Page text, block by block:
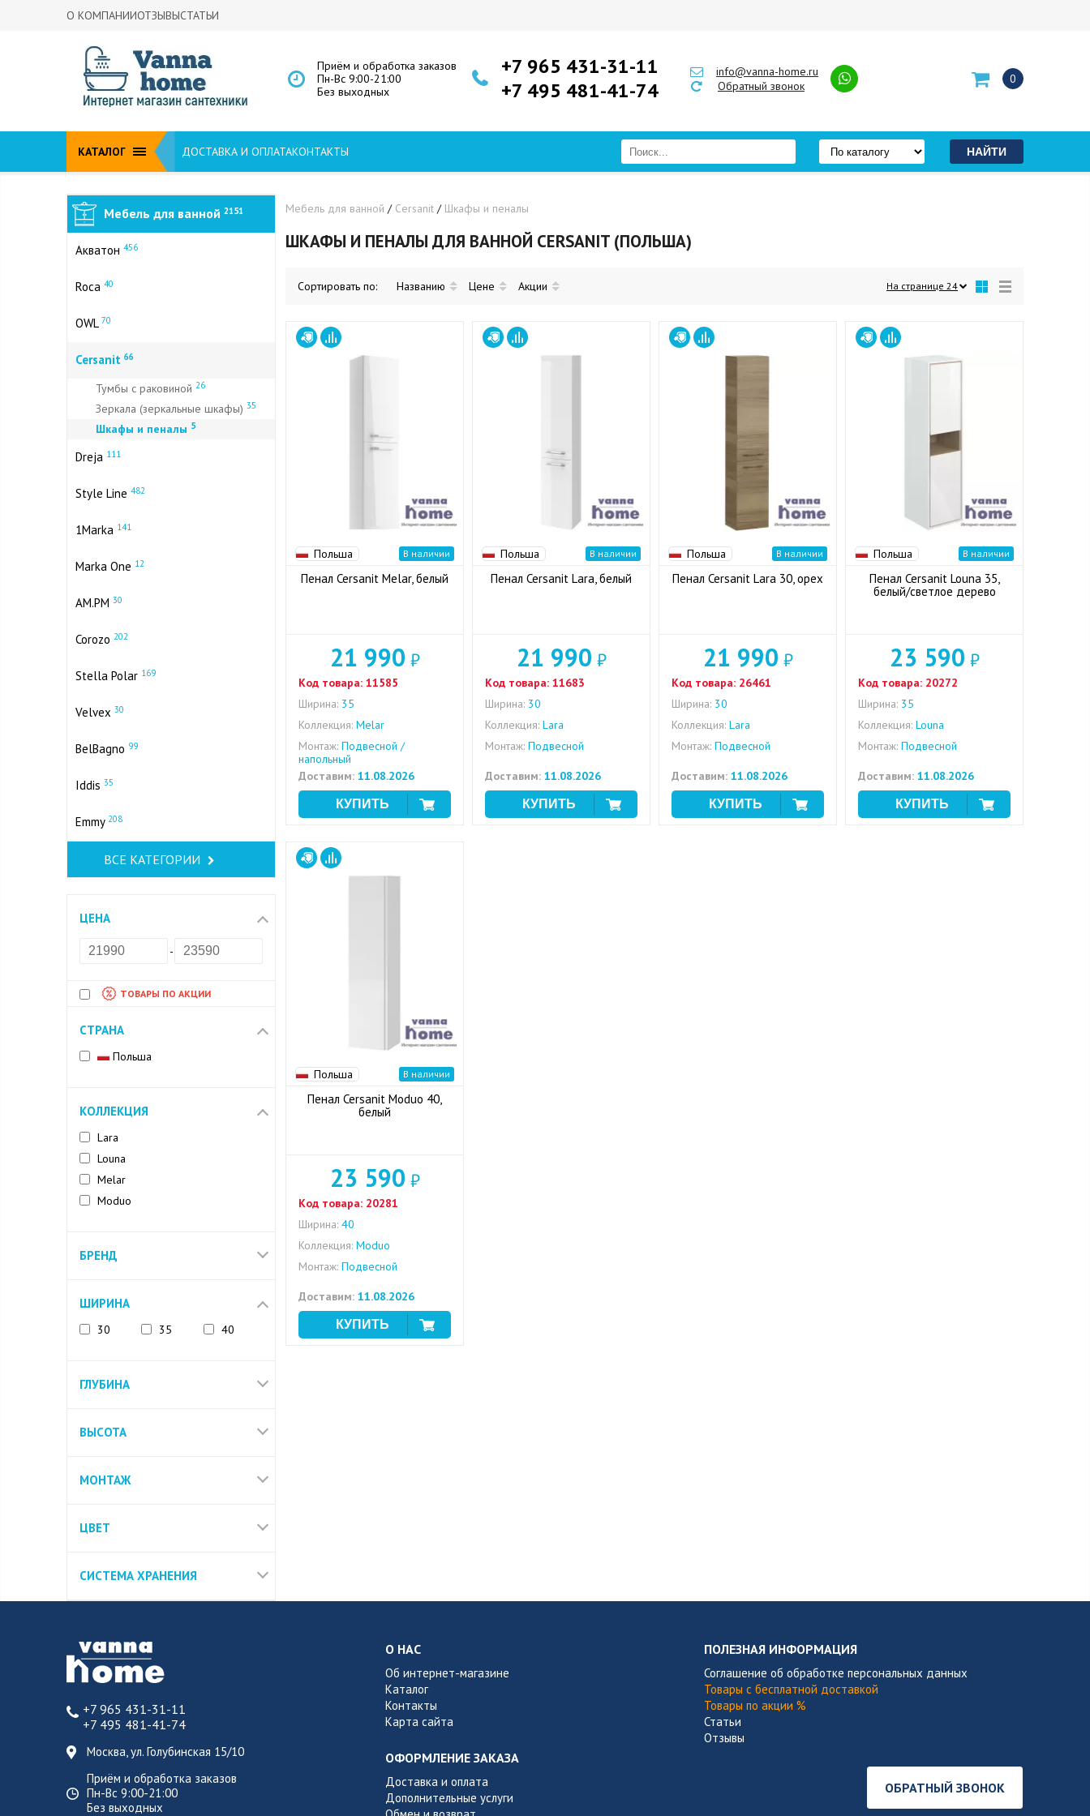
О КОМПАНИИОТЗЫВЫСТАТЬИ
Приём и обработка заказов
Пн-Вс 9:00-21:00
Без выходных
+7 965 431-31-11
+7 495 481-41-74
info@vanna-home.ru
Обратный звонок
0
КАТАЛОГ ДОСТАВКА И ОПЛАТАКОНТАКТЫ
Мебель для ванной 2151
Акватон 456
Roca 40
OWL 70
Cersanit 66
Тумбы с раковиной 26
Зеркала (зеркальные шкафы) 35
Шкафы и пеналы 5
Dreja 111
Style Line 482
1Marka 141
Marka One 12
AM.PM 30
Corozo 202
Stella Polar 169
Velvex 30
BelBagno 99
Iddis 35
Emmy 208
ВСЕ КАТЕГОРИИ
ЦЕНА
-
ТОВАРЫ ПО АКЦИИ
СТРАНА
Польша
КОЛЛЕКЦИЯ
Lara
Louna
Melar
Moduo
БРЕНД
ШИРИНА
30 35 40
ГЛУБИНА
ВЫСОТА
МОНТАЖ
ЦВЕТ
СИСТЕМА ХРАНЕНИЯ
Мебель для ванной / Cersanit / Шкафы и пеналы
ШКАФЫ И ПЕНАЛЫ ДЛЯ ВАННОЙ CERSANIT (ПОЛЬША)
Сортировать по: Названию Цене Акции На странице 24
Польша В наличии
Пенал Cersanit Melar, белый
21 990 ₽
Код товара: 11585
Ширина: 35
Коллекция: Melar
Монтаж: Подвесной /
напольный
Доставим: 11.08.2026
Польша В наличии
Пенал Cersanit Lara, белый
21 990 ₽
Код товара: 11683
Ширина: 30
Коллекция: Lara
Монтаж: Подвесной
Доставим: 11.08.2026
Польша В наличии
Пенал Cersanit Lara 30, орех
21 990 ₽
Код товара: 26461
Ширина: 30
Коллекция: Lara
Монтаж: Подвесной
Доставим: 11.08.2026
Польша В наличии
Пенал Cersanit Louna 35,
белый/светлое дерево
23 590 ₽
Код товара: 20272
Ширина: 35
Коллекция: Louna
Монтаж: Подвесной
Доставим: 11.08.2026
Польша В наличии
Пенал Cersanit Moduo 40,
белый
23 590 ₽
Код товара: 20281
Ширина: 40
Коллекция: Moduo
Монтаж: Подвесной
Доставим: 11.08.2026
+7 965 431-31-11
+7 495 481-41-74
Москва, ул. Голубинская 15/10
Приём и обработка заказов
Пн-Вс 9:00-21:00
Без выходных
О НАС
Об интернет-магазине
Каталог
Контакты
Карта сайта
ОФОРМЛЕНИЕ ЗАКАЗА
Доставка и оплата
Дополнительные услуги
ПОЛЕЗНАЯ ИНФОРМАЦИЯ
Соглашение об обработке персональных данных
Товары с бесплатной доставкой
Товары по акции %
Статьи
Отзывы
ОБРАТНЫЙ ЗВОНОК